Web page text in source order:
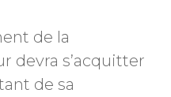
de la
devra s’acquitter
de sa